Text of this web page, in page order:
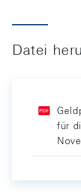
Datei
für